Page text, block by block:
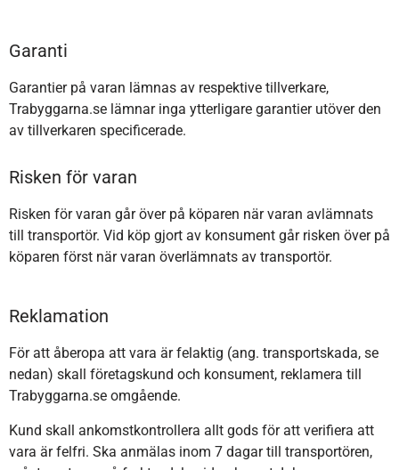
Garanti
Garantier på varan lämnas av respektive tillverkare,
Trabyggarna.se lämnar inga ytterligare garantier utöver den
av tillverkaren specificerade.
Risken för varan
Risken för varan går över på köparen när varan avlämnats
till transportör. Vid köp gjort av konsument går risken över på
köparen först när varan överlämnats av transportör.
Reklamation
För att åberopa att vara är felaktig (ang. transportskada, se
nedan) skall företagskund och konsument, reklamera till
Trabyggarna.se omgående.
Kund skall ankomstkontrollera allt gods för att verifiera att
vara är felfri. Ska anmälas inom 7 dagar till transportören,